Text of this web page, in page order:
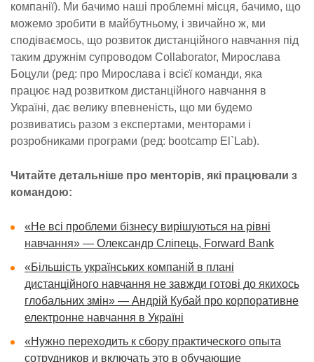
компанії). Ми бачимо наші проблемні місця, бачимо, що
можемо зробити в майбутньому, і звичайно ж, ми
сподіваємось, що розвиток дистанційного навчання під
таким дружнім супроводом Collaborator, Мирослава
Боцули (ред: про Мирослава і всієї команди, яка
працює над розвитком дистанційного навчання в
Україні, дає велику впевненість, що ми будемо
розвиватись разом з експертами, менторами і
розробниками програми (ред: bootcamp El`Lab).
Читайте детальніше про менторів, які працювали з
командою:
«Не всі проблеми бізнесу вирішуються на рівні
навчання» — Олександр Сліпець, Forward Bank
«Більшість українських компаній в плані
дистанційного навчання не завжди готові до якихось
глобальних змін» — Андрій Кубай про корпоративне
електронне навчання в Україні
«Нужно переходить к сбору практического опыта
сотрудников и включать это в обучающие